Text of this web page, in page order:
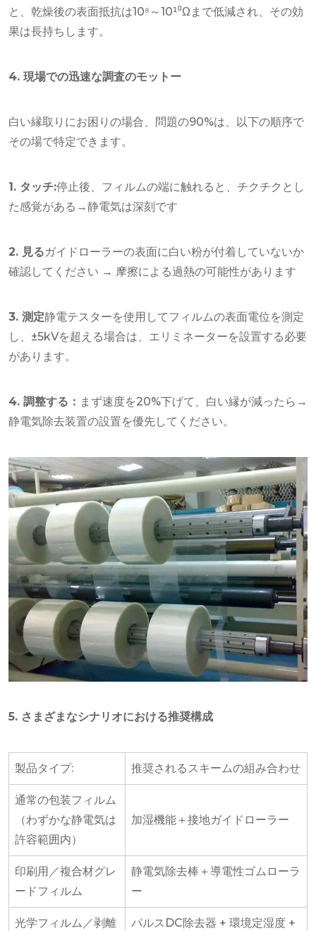
と、乾燥後の表面抵抗は10⁸～10¹⁰Ωまで低減され、その効
果は長持ちします。
4. 現場での迅速な調査のモットー
白い縁取りにお困りの場合、問題の90%は、以下の順序で
その場で特定できます。
1. タッチ:停止後、フィルムの端に触れると、チクチクとし
た感覚がある→静電気は深刻です
2. 見るガイドローラーの表面に白い粉が付着していないか
確認してください → 摩擦による過熱の可能性があります
3. 測定静電テスターを使用してフィルムの表面電位を測定
し、±5kVを超える場合は、エリミネーターを設置する必要
があります。
4. 調整する： まず速度を20%下げて、白い縁が減ったら→
静電気除去装置の設置を優先してください。
5. さまざまなシナリオにおける推奨構成
製品タイプ: 推奨されるスキームの組み合わせ
通常の包装フィルム
（わずかな静電気は
許容範囲内）
加湿機能＋接地ガイドローラー
印刷用／複合材グレ
ードフィルム
静電気除去棒＋導電性ゴムローラ
ー
光学フィルム／剥離
パルスDC除去器 + 環境定湿度 +